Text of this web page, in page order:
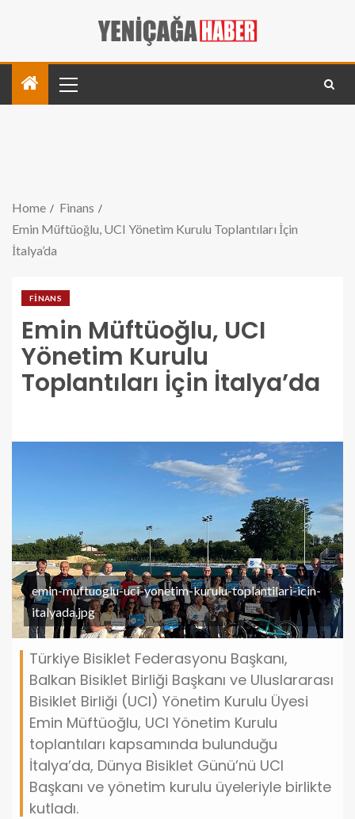
Home
Finans
Emin Müftüoğlu, UCI Yönetim Kurulu Toplantıları İçin
İtalya’da
FINANS
Emin Müftüoğlu, UCI
Yönetim Kurulu
Toplantıları İçin İtalya’da
emin-muftuoglu-uci-yonetim-kurulu-toplantilari-icin-
italyada.jpg
Türkiye Bisiklet Federasyonu Başkanı,
Balkan Bisiklet Birliği Başkanı ve Uluslararası
Bisiklet Birliği (UCI) Yönetim Kurulu Üyesi
Emin Müftüoğlu, UCI Yönetim Kurulu
toplantıları kapsamında bulunduğu
İtalya’da, Dünya Bisiklet Günü’nü UCI
Başkanı ve yönetim kurulu üyeleriyle birlikte
kutladı.